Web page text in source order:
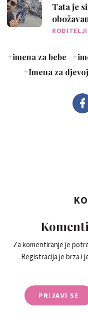
Tata je
RODITELJI
#imena za bebe #
#Imena za
Za komentiranje je
Registracija je brza i
PRIJAVI SE